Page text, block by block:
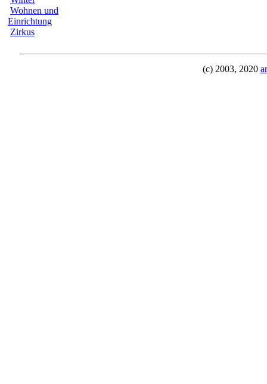
Wohnen und
Einrichtung
Zirkus
(c) 2003, 2020